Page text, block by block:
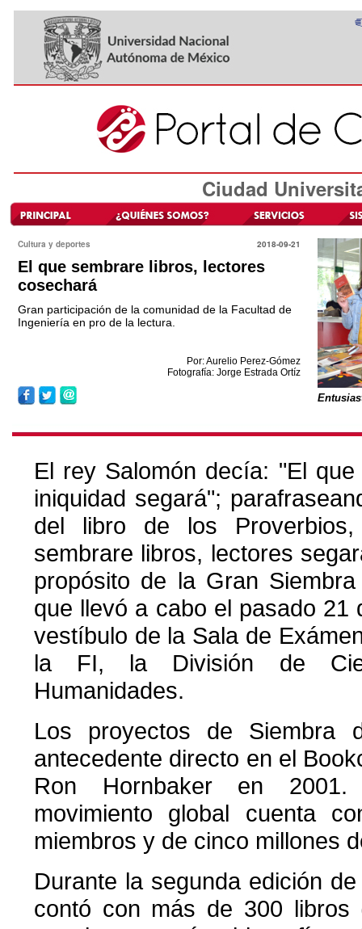
Ciudad
Cultura y deportes 2018-09-21
El que sembrare libros, lectores
cosechará
Gran participación de la comunidad de la Facultad de
Ingeniería en pro de la lectura.
Por: Aurelio Perez-Gómez
Fotografía: Jorge Estrada Ortíz
El rey Salomón decía: "El
iniquidad segará";
del libro de los
sembrare libros, lectores
propósito de la Gran
que llevó a cabo el pasado 21
vestíbulo de la Sala de
la FI, la División de
Humanidades.
Los proyectos de Siembra
antecedente directo en el
Ron Hornbaker en 2001.
movimiento global cuenta
miembros y de cinco millones
Durante la segunda edición
contó con más de 300 libros